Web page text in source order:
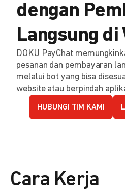
dengan
Langsung di
DOKU PayChat
pesanan dan pembayaran
melalui bot yang bisa
website atau berpindah
HUBUNGI TIM KAMI
Cara Kerja